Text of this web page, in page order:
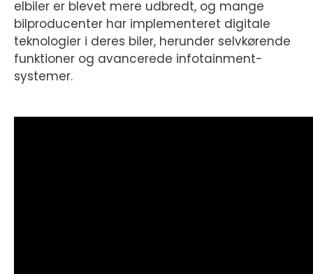
elbiler er blevet mere udbredt, og mange
bilproducenter har implementeret digitale
teknologier i deres biler, herunder selvkørende
funktioner og avancerede infotainment-
systemer.